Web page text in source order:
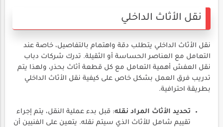
نقل الأثاث الداخلي
نقل الأثاث الداخلي يتطلب دقة واهتمام بالتفاصيل، خاصة عند
التعامل مع العناصر الحساسة أو الثقيلة. تدرك شركات دباب
نقل العفش أهمية التعامل مع كل قطعة أثاث بحذر، ولهذا يتم
تدريب فرق العمل بشكل خاص على كيفية نقل الأثاث الداخلي
بطريقة احترافية.
تحديد الأثاث المراد نقله: قبل بدء عملية النقل، يتم إجراء
تقييم شامل للأثاث الذي سيتم نقله. يتعين على الفنيين أن